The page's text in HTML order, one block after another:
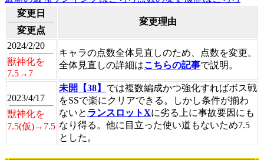
変更日
変更点
変更理由
2024/2/20
獣神化を
7.5→7
キャラの点数全体見直しのため、点数を変更。
全体見直しの詳細はこちらの記事で説明。
2023/4/17
獣神化を
7.5(仮)→7.5
未開【38】 では複数編成かつ強化すればボス戦
をSSで楽にクリアできる。しかし条件が揃わ
ないと ランスロットXに劣る上に事故要因にも
なり得る。他に目立った使い道もないため7.5
とした。